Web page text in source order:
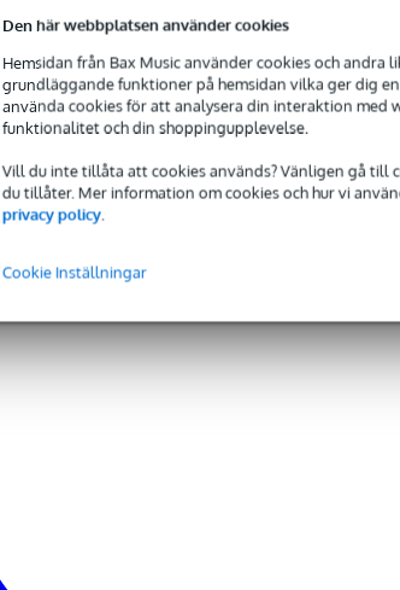
Den här webbplatsen använder cookies
Hemsidan från Bax Music använder cookies och
grundläggande funktioner på hemsidan vilka ger dig
använda cookies för att analysera din interaktion
funktionalitet och din shoppingupplevelse.
Vill du inte tillåta att cookies används? Vänligen gå till
du tillåter. Mer information om cookies och hur vi
privacy policy.
Cookie Inställningar